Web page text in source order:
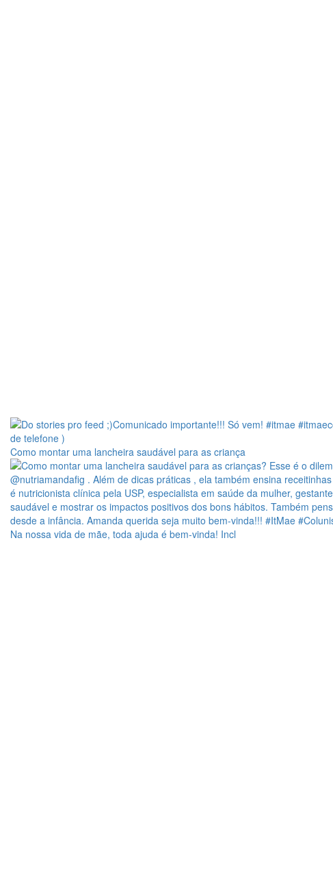
Como montar uma lancheira saudável para as criança
Na nossa vida de mãe, toda ajuda é bem-vinda! Incl